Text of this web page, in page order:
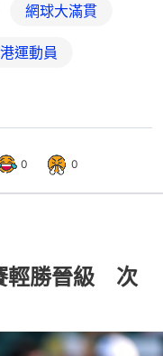
網球大滿貫
運動員
0 0
輕勝晉級 次